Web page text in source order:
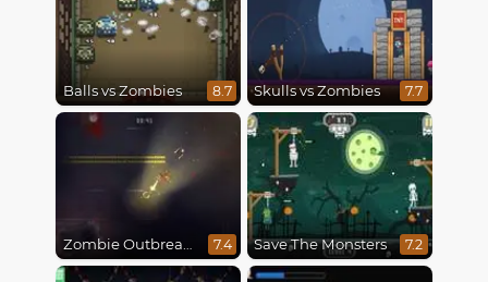
Balls vs Zombies 8.7 Skulls vs Zombies 7.7
Zombie Outbreak Arena 7.4 Save The Monsters 7.2